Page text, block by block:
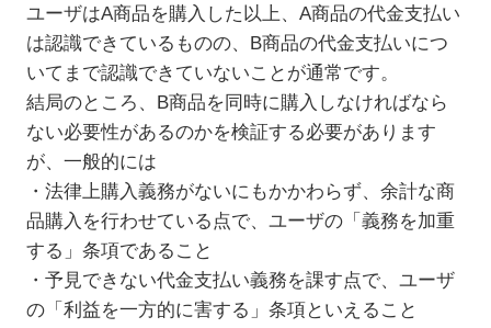
ユーザはA商品を購入した以上、A商品の代金支払い
は認識できているものの、B商品の代金支払いにつ
いてまで認識できていないことが通常です。
結局のところ、B商品を同時に購入しなければなら
ない必要性があるのかを検証する必要があります
が、一般的には
・法律上購入義務がないにもかかわらず、余計な商
品購入を行わせている点で、ユーザの「義務を加重
する」条項であること
・予見できない代金支払い義務を課す点で、ユーザ
の「利益を一方的に害する」条項といえること